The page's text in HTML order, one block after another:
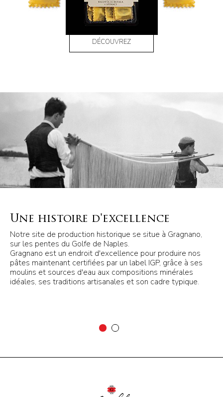
DÉCOUVREZ
Une histoire d'excellence
Notre site de production historique se situe à Gragnano,
sur les pentes du Golfe de Naples.
Gragnano est un endroit d'excellence pour produire nos
pâtes maintenant certifiées par un label IGP, grâce à ses
moulins et sources d'eau aux compositions minérales
idéales, ses traditions artisanales et son cadre typique.